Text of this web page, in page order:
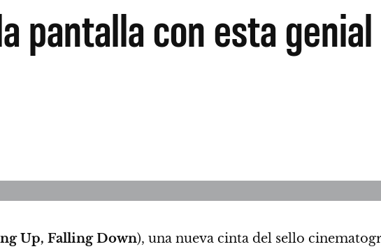
pantalla con esta
Up, Falling Down), una nueva cinta del sello